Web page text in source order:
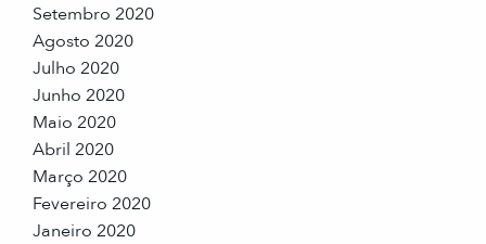
Setembro 2020
Agosto 2020
Julho 2020
Junho 2020
Maio 2020
Abril 2020
Março 2020
Fevereiro 2020
Janeiro 2020